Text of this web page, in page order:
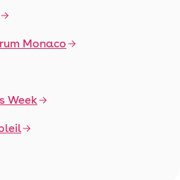
Monaco
Week